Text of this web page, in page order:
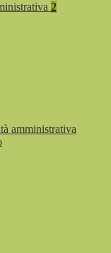
2
amministrativa